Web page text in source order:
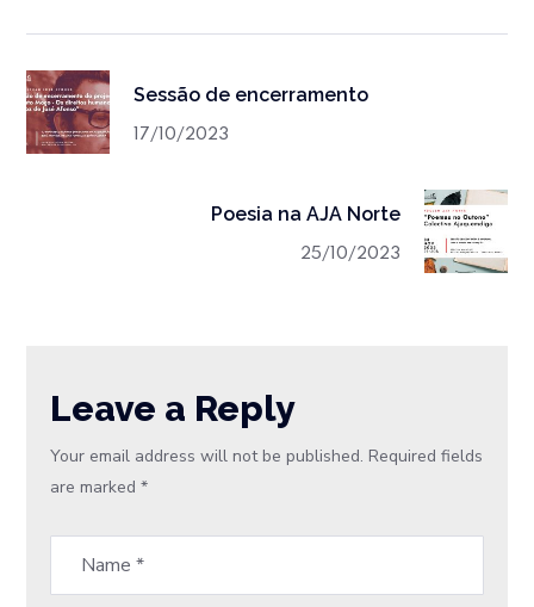
Sessão de encerramento
17/10/2023
Poesia na AJA Norte
25/10/2023
Leave a Reply
Your email address will not be published. Required fields
are marked*